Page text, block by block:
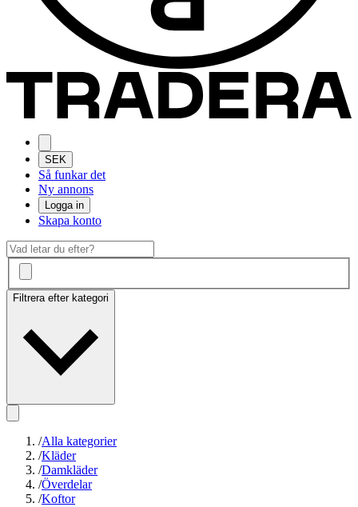
SEK
Så funkar det
Ny annons
Logga in
Skapa konto
Filtrera efter kategori
/Alla kategorier
/Kläder
/Damkläder
/Överdelar
/Koftor